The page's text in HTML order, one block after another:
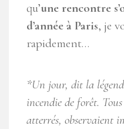
qu’une rencontre
d’année à Paris, je
rapidement…
*Un jour, dit la
incendie de forêt.
atterrés, observaient